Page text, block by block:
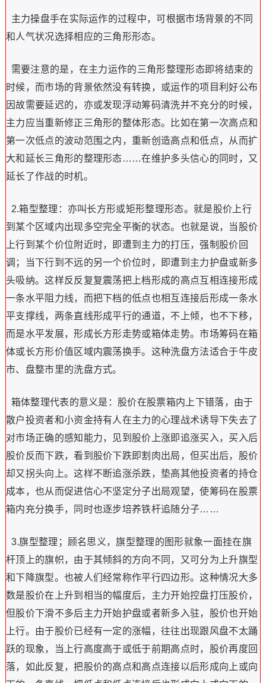
主力操盘手在实际运作的过程中，可根据市场背景的不同
和人气状况选择相应的三角形形态。
需要注意的是，在主力运作的三角形整理形态即将结束的
时候，而市场的背景依然没有转换，或运作的项目利好公布
因故需要延迟的，亦或发现浮动筹码清洗并不充分的时候，
主力应当重新修正三角形的整体形态。比如在第一次高点和
第一次低点的波动范围之内，重新创造高点和低点，从而扩
大和延长三角形的整理形态……在维护多头信心的同时，又
延长了作战的时机。
2.箱型整理：亦叫长方形或矩形整理形态。就是股价上行
到某个区域内出现多空完全平衡的状态。也就是说，当股价
上行到某个价位附近时，即遭到主力的打压，强制股价回
调；当下行到不远的另一个价位时，即遭到主力护盘或新多
头吸纳。这样反反复复震荡把上档形成的高点互相连接形成
一条水平阻力线，而把下档的低点也相互连接后形成一条水
平支撑线，两条直线形成平行的通道，不上倾，也不下移，
而是水平发展，形成长方形走势或箱体走势。市场筹码在箱
体或长方形价值区域内震荡换手。这种洗盘方法适合于牛皮
市、盘整市里的洗盘方式。
箱体整理代表的意义是：股价在股票箱内上下错落，由于
散户投资者和小资金持有人在主力的心理战术诱导下失去了
对市场正确的感知能力，见到股价上涨即追涨买入，买入后
股价反而下跌，看到股价下跌即割肉出局，但买出后，股价
却又拐头向上。这样不断追涨杀跌，垫高其他投资者的持仓
成本，也从而促进信心不坚定分子出局观望，使筹码在股票
箱内充分换手，同时也逐步培养铁杆追随分子……
3.旗型整理；顾名思义，旗型整理的图形就象一面挂在旗
杆顶上的旗帜，由于其倾斜的方向不同，又可分为上升旗型
和下降旗型。也被人们经常称作平行四边形。这种情况大多
数是股价在上升到相当的幅度后，主力开始控盘打压股价，
但股价下滑不多后主力开始护盘或者新多入驻，股价也开始
上行。由于股价已经有一定的涨幅，往往出现跟风盘不太踊
跃的现象，当上行高度高于或低于前期高点时，股价再度回
落，如此反复，把股价的高点和高点连接以后形成向上或向